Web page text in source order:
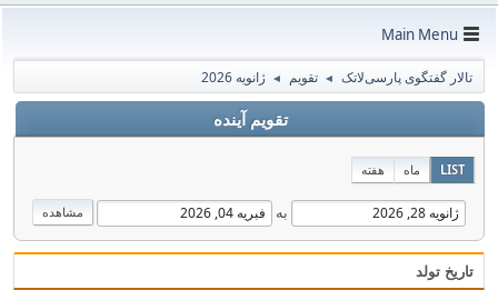
Main Menu
تالار گفتگوی پارسی‌لاتک ◄ تقویم ◄ ژانویه 2026
تقویم آینده
LIST ماه هفته
به
تاریخ تولد